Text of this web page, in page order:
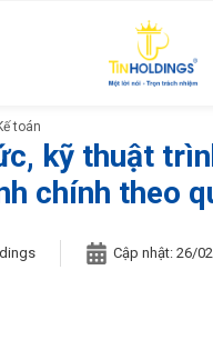
toán
kỹ thuật
chính theo
Cập nhật: 26/